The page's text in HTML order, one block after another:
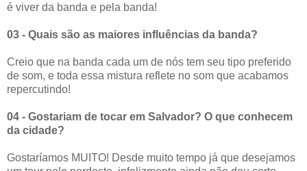
é viver da banda e pela banda!
03 - Quais são as maiores influências da banda?
Creio que na banda cada um de nós tem seu tipo preferido
de som, e toda essa mistura reflete no som que acabamos
repercutindo!
04 - Gostariam de tocar em Salvador? O que conhecem
da cidade?
Gostaríamos MUITO! Desde muito tempo já que desejamos